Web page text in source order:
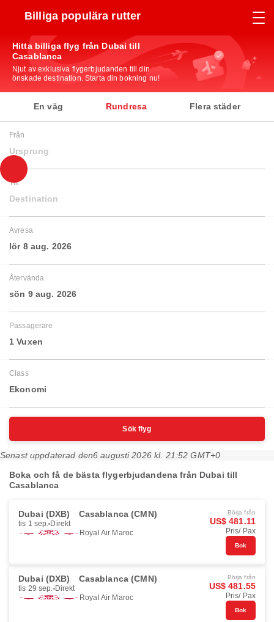
Billiga populära rutter
Hitta billiga flyg från Dubai till
Casablanca
Njut av exklusiva flygerbjudanden till din
önskade destination. Starta din bokning nu!
En väg Rundresa Flera städer
Från
Ursprung
Till
Destination
Avresa
lör 8 aug. 2026
Återvända
sön 9 aug. 2026
Passagerare
1 Vuxen
Class
Ekonomi
Sök flyg
Senast uppdaterad den6 augusti 2026 kl. 21:52 GMT+0
Boka och få de bästa flygerbjudandena från Dubai till
Casablanca
Dubai (DXB) Casablanca (CMN)
tis 1 sep. Direkt
Royal Air Maroc
Börja från
US$ 481.11
Pris/ Pax
Bok
Dubai (DXB) Casablanca (CMN)
tis 29 sep. Direkt
Royal Air Maroc
Börja från
US$ 481.55
Pris/ Pax
Bok